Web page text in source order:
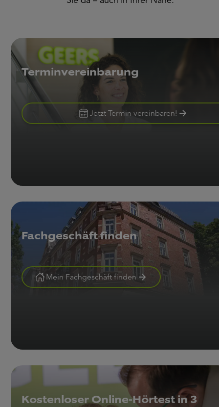
Terminvereinbarung
Jetzt Termin vereinbaren!
Fachgeschäft finden
Mein Fachgeschäft finden
Kostenloser Online-Hörtest in 3